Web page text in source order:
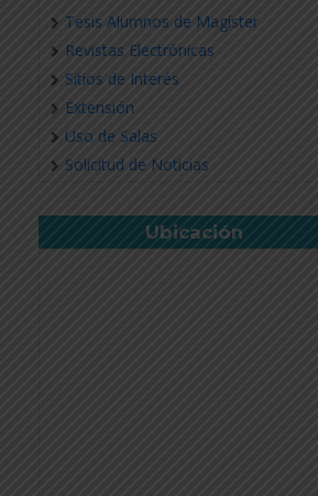
Tesis Alumnos de Magíster
Revistas Electrónicas
Sitios de Interés
Extensión
Uso de Salas
Solicitud de Noticias
Ubicación